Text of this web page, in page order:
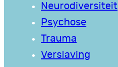
Neurodiversiteit
Psychose
Trauma
Verslaving